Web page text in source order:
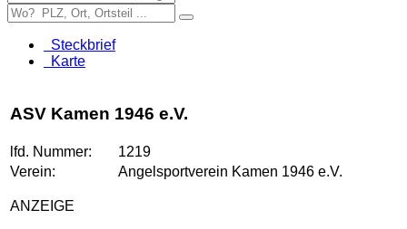
Steckbrief
Karte
ASV Kamen 1946 e.V.
lfd. Nummer:
1219
Verein:
Angelsportverein Kamen 1946 e.V.
ANZEIGE